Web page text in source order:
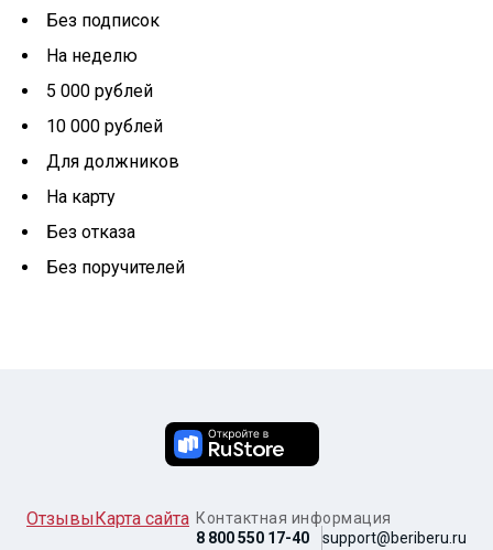
Без подписок
На неделю
5 000 рублей
10 000 рублей
Для должников
На карту
Без отказа
Без поручителей
ОтзывыКарта сайта Контактная информация
8 800 550 17-40
support@beriberu.ru